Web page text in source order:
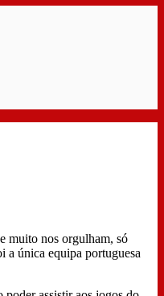
muito nos orgulham, só
a única equipa portuguesa